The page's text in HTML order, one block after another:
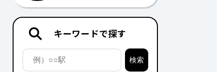
キーワードで探す